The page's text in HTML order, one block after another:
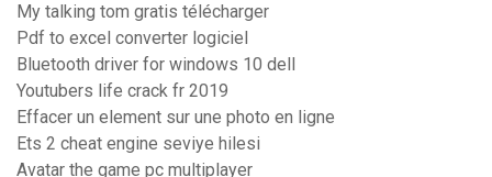
My talking tom gratis télécharger
Pdf to excel converter logiciel
Bluetooth driver for windows 10 dell
Youtubers life crack fr 2019
Effacer un element sur une photo en ligne
Ets 2 cheat engine seviye hilesi
Avatar the game pc multiplayer